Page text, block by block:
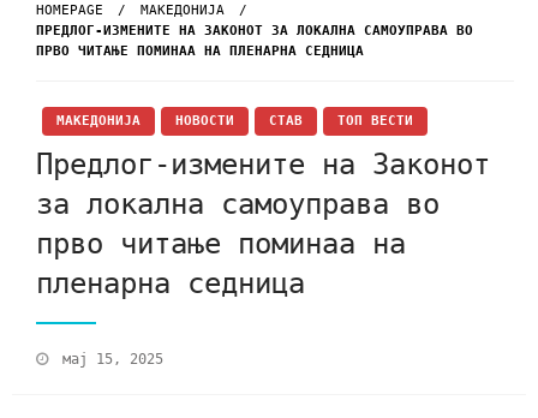
HOMEPAGE
МАКЕДОНИЈА
ПРЕДЛОГ-ИЗМЕНИТЕ НА ЗАКОНОТ ЗА ЛОКАЛНА САМОУПРАВА ВО
ПРВО ЧИТАЊЕ ПОМИНАА НА ПЛЕНАРНА СЕДНИЦА
МАКЕДОНИЈА НОВОСТИ СТАВ ТОП ВЕСТИ
Предлог-измените на Законот
за локална самоуправа во
прво читање поминаа на
пленарна седница
мај 15, 2025